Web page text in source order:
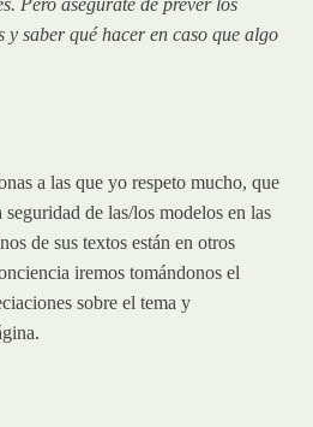
y saber qué hacer en caso que algo
a las que yo respeto mucho, que
de las/los modelos en las
de sus textos están en otros
iremos tomándonos el
sobre el tema y